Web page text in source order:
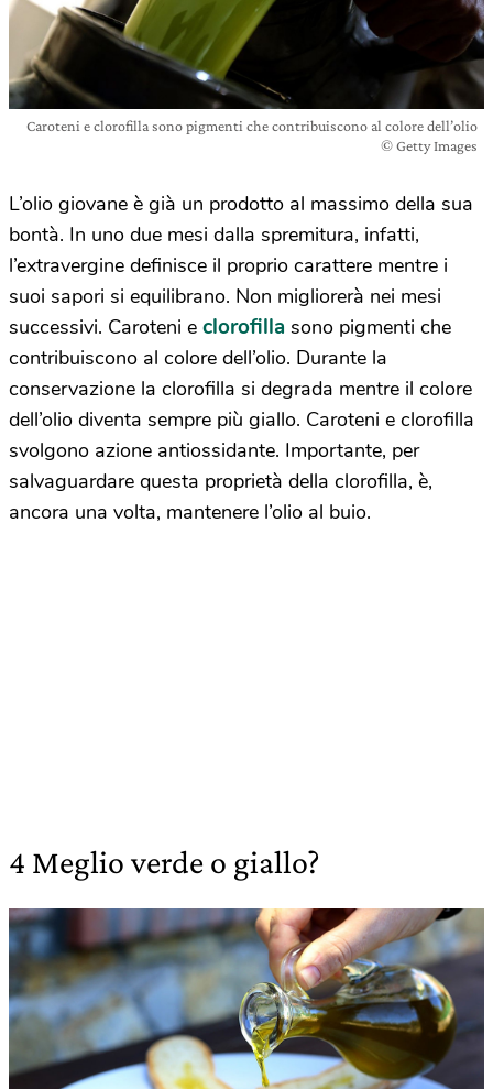
Caroteni e clorofilla sono pigmenti che contribuiscono al colore dell’olio
© Getty Images
L’olio giovane è già un prodotto al massimo della sua
bontà. In uno due mesi dalla spremitura, infatti,
l’extravergine definisce il proprio carattere mentre i
suoi sapori si equilibrano. Non migliorerà nei mesi
successivi. Caroteni e clorofilla sono pigmenti che
contribuiscono al colore dell’olio. Durante la
conservazione la clorofilla si degrada mentre il colore
dell’olio diventa sempre più giallo. Caroteni e clorofilla
svolgono azione antiossidante. Importante, per
salvaguardare questa proprietà della clorofilla, è,
ancora una volta, mantenere l’olio al buio.
4 Meglio verde o giallo?